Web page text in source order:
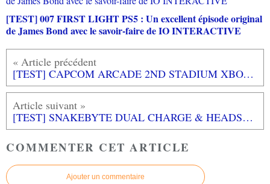
[TEST] 007 FIRST LIGHT PS5 : Un excellent épisode original
de James Bond avec le savoir-faire de IO INTERACTIVE
[TEST] CAPCOM ARCADE 2ND STADIUM XBOX ONE : Encore quelques raretés de plus!
[TEST] SNAKEBYTE DUAL CHARGE & HEADSET STAND pour PlayStation 5
COMMENTER CET ARTICLE
Ajouter un commentaire